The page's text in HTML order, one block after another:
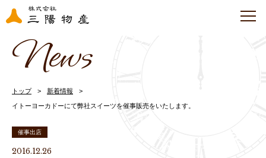
News
トップ 新着情報
イトーヨーカドーにて弊社スイーツを催事販売をいたします。
催事出店
2016.12.26